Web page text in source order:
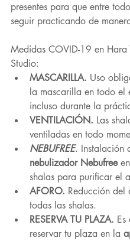
presentes para que entre
seguir practicando de
Medidas COVID-19 en Hara
Studio:
MASCARILLA. Uso
la mascarilla en todo el
incluso durante la
VENTILACIÓN. Las
ventiladas en todo
NEBUFREE. Instalación
nebulizador Nebufree
shalas para purificar el
AFORO. Reducción del
todas las shalas.
RESERVA TU PLAZA.
reservar tu plaza en la